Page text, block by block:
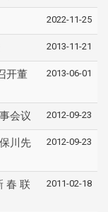
2022-11-25
2013-11-21
开董
2013-06-01
会议 2012-09-23
川先
2012-09-23
春 联
2011-02-18